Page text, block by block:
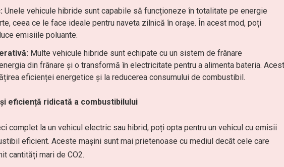
Unele vehicule hibride sunt capabile să funcționeze în totalitate pe energie
ceea ce le face ideale pentru naveta zilnică în orașe. În acest mod, poți
emisiile poluante.
Multe vehicule hibride sunt echipate cu un sistem de frânare
din frânare și o transformă în electricitate pentru a alimenta bateria. Acest
eficienței energetice și la reducerea consumului de combustibil.
eficiență ridicată a combustibilului
complet la un vehicul electric sau hibrid, poți opta pentru un vehicul cu emisii
eficient. Aceste mașini sunt mai prietenoase cu mediul decât cele care
cantități mari de CO2.